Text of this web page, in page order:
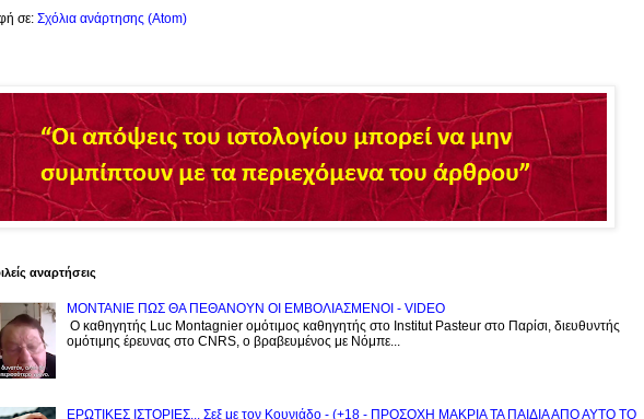
σε: Σχόλια ανάρτησης (Atom)
αναρτήσεις
ΜΟΝΤΑΝΙΕ ΠΩΣ ΘΑ ΠΕΘΑΝΟΥΝ ΟΙ ΕΜΒΟΛΙΑΣΜΕΝΟΙ - VIDEO
Ο καθηγητής Luc Montagnier ομότιμος καθηγητής στο Institut Pasteur στο Παρίσι, διευθυντής
ομότιμης έρευνας στο CNRS, o βραβευμένος με Νόμπε...
ΕΡΩΤΙΚΕΣ ΙΣΤΟΡΙΕΣ... Σεξ με τον Kουνιάδο - (+18 - ΠΡΟΣΟΧΗ ΜΑΚΡΙΑ ΤΑ ΠΑΙΔΙΑ ΑΠΟ ΑΥΤΟ ΤΟ